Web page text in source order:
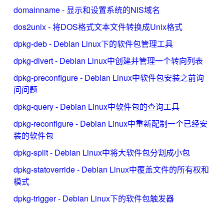
domainname - 显示和设置系统的NIS域名
dos2unix - 将DOS格式文本文件转换成Unix格式
dpkg-deb - Debian Linux下的软件包管理工具
dpkg-divert - Debian Linux中创建并管理一个转向列表
dpkg-preconfigure - Debian Linux中软件包安装之前询
问问题
dpkg-query - Debian Linux中软件包的查询工具
dpkg-reconfigure - Debian Linux中重新配制一个已经安
装的软件包
dpkg-split - Debian Linux中将大软件包分割成小包
dpkg-statoverride - Debian Linux中覆盖文件的所有权和
模式
dpkg-trigger - Debian Linux下的软件包触发器